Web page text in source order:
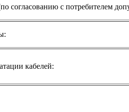
согласованию с потребителем
кабелей: